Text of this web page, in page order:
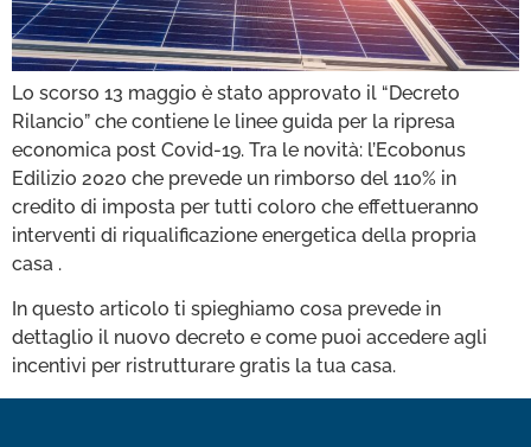
Lo scorso 13 maggio è stato approvato il “Decreto
Rilancio” che contiene le linee guida per la ripresa
economica post Covid-19. Tra le novità: l’Ecobonus
Edilizio 2020 che prevede un rimborso del 110% in
credito di imposta per tutti coloro che effettueranno
interventi di riqualificazione energetica della propria
casa .
In questo articolo ti spieghiamo cosa prevede in
dettaglio il nuovo decreto e come puoi accedere agli
incentivi per ristrutturare gratis la tua casa.